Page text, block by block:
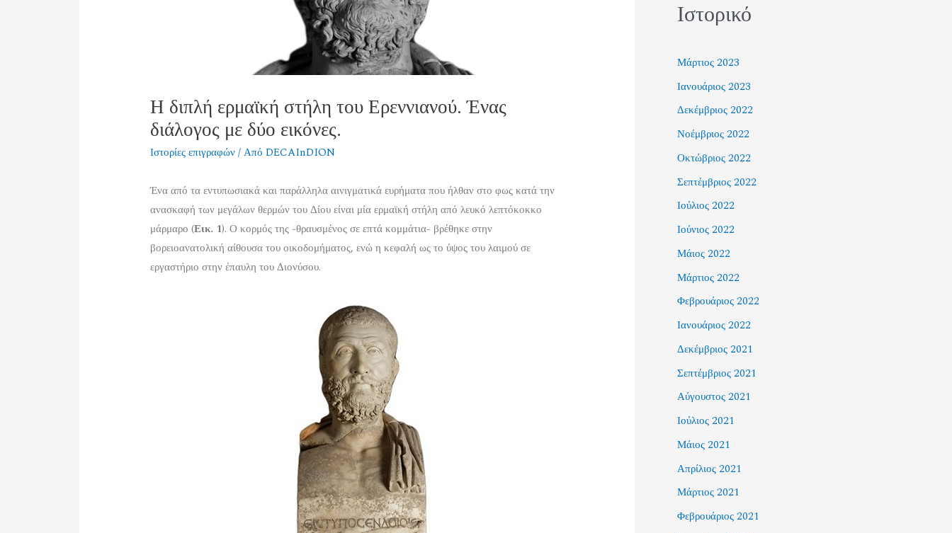
Η διπλή ερμαϊκή στήλη του Ερεννιανού. Ένας
διάλογος με δύο εικόνες.
Ιστορίες επιγραφών/ ΑπόDECAInDION
Ένα από τα εντυπωσιακά και παράλληλα αινιγματικά ευρήματα που ήλθαν στο φως κατά την
ανασκαφή των μεγάλων θερμών του Δίου είναι μία ερμαϊκή στήλη από λευκό λεπτόκοκκο
μάρμαρο (Εικ. 1). Ο κορμός της -θραυσμένος σε επτά κομμάτια- βρέθηκε στην
βορειοανατολική αίθουσα του οικοδομήματος, ενώ η κεφαλή ως το ύψος του λαιμού σε
εργαστήριο στην έπαυλη του Διονύσου.
Ιστορικό
Μάρτιος 2023
Ιανουάριος 2023
Δεκέμβριος 2022
Νοέμβριος 2022
Οκτώβριος 2022
Σεπτέμβριος 2022
Ιούλιος 2022
Ιούνιος 2022
Μάιος 2022
Μάρτιος 2022
Φεβρουάριος 2022
Ιανουάριος 2022
Δεκέμβριος 2021
Σεπτέμβριος 2021
Αύγουστος 2021
Ιούλιος 2021
Μάιος 2021
Απρίλιος 2021
Μάρτιος 2021
Φεβρουάριος 2021